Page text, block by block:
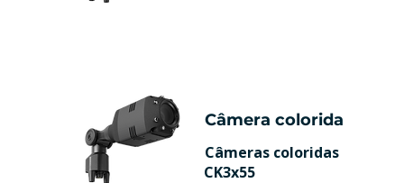
Câmera colorida
Câmeras coloridas
CK3x55